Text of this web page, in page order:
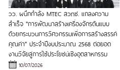
วว. ผนึกกำลัง MTEC สวทช. แถลงความ
สำเร็จ "การพัฒนาสร้างเครื่องจักรต้นแบบ
ด้วยกระบวนการวิศวกรรมเพื่อการสร้างสรรค์
คุณค่า" ประจำปีงบประมาณ 2568 ต่อยอด
งานวิจัยสู่การใช้ประโยชน์เชิงอุตสาหกรรม
10/07/2026